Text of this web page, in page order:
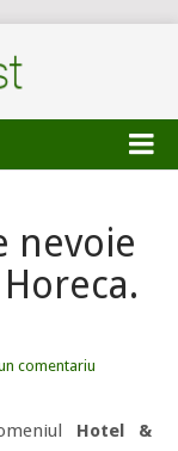
nevoie
comentariu
Hotel &